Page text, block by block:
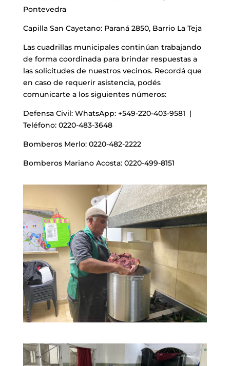
Pontevedra
Capilla San Cayetano: Paraná 2850, Barrio La Teja
Las cuadrillas municipales continúan trabajando
de forma coordinada para brindar respuestas a
las solicitudes de nuestros vecinos. Recordá que
en caso de requerir asistencia, podés
comunicarte a los siguientes números:
Defensa Civil: WhatsApp: +549-220-403-9581 |
Teléfono: 0220-483-3648
Bomberos Merlo: 0220-482-2222
Bomberos Mariano Acosta: 0220-499-8151